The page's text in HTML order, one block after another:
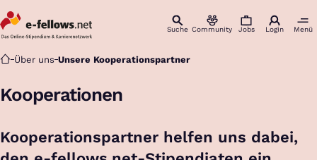
Suche Community Jobs Login Menü
Startseite
Über uns Unsere Kooperationspartner
Kooperationen
Kooperationspartner helfen uns dabei,